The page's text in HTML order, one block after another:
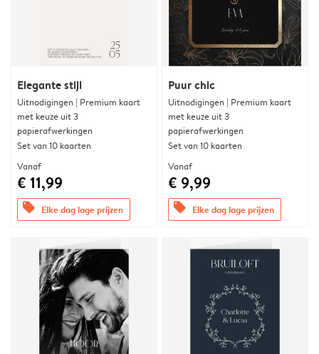
Elegante stijl
Uitnodigingen | Premium kaart
met keuze uit 3
papierafwerkingen
Set van 10 kaarten
Vanaf
€ 11,99
offers Elke dag lage prijzen
Puur chic
Uitnodigingen | Premium kaart
met keuze uit 3
papierafwerkingen
Set van 10 kaarten
Vanaf
€ 9,99
offers Elke dag lage prijzen